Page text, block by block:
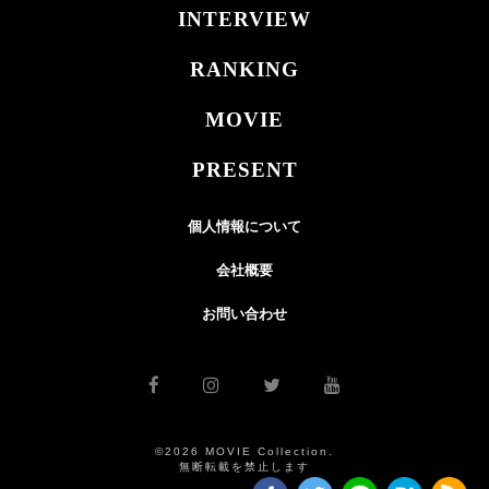
INTERVIEW
RANKING
MOVIE
PRESENT
個人情報について
会社概要
お問い合わせ
©2026 MOVIE Collection.
無断転載を禁止します